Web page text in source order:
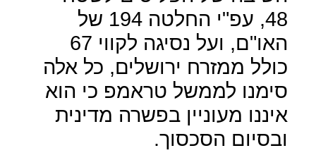
48, עפ"י החלטה 194 של
האו"ם, ועל נסיגה לקווי 67
כולל ממזרח ירושלים, כל אלה
סימנו לממשל טראמפ כי הוא
איננו מעוניין בפשרה מדינית
ובסיום הסכסוך.